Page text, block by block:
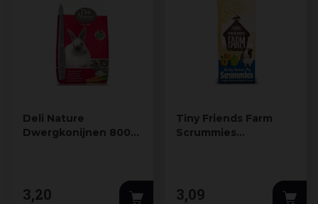
Deli Nature
Dwergkonijnen 800
3,20
Tiny Friends Farm
Scrummies
3,09